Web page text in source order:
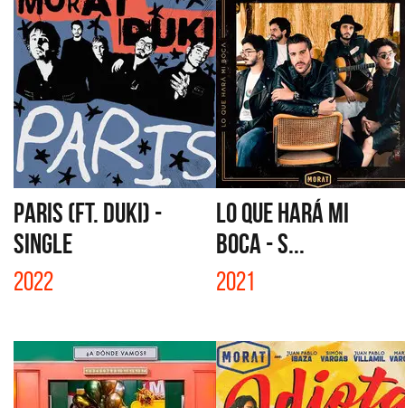
PARIS (FT. DUKI) -
SINGLE
2022
LO QUE HARÁ MI
BOCA - S...
2021